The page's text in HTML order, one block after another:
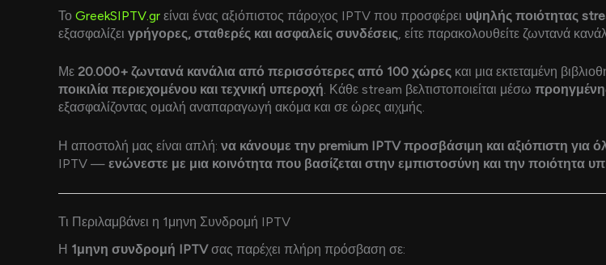
Το GreekSIPTV.gr είναι ένας αξιόπιστος πάροχος IPTV που προσφέρει υψηλής ποιότητας
εξασφαλίζει γρήγορες, σταθερές και ασφαλείς συνδέσεις , είτε παρακολουθείτε ζωντανά
Με 20.000+ ζωντανά κανάλια από περισσότερες από 100 χώρες και μια εκτεταμένη
ποικιλία περιεχομένου και τεχνική υπεροχή. Κάθε stream βελτιστοποιείται μέσω
εξασφαλίζοντας ομαλή αναπαραγωγή ακόμα και σε ώρες αιχμής.
Η αποστολή μας είναι απλή: να κάνουμε την premium IPTV προσβάσιμη και αξιόπιστη για
IPTV — ενώνεστε με μια κοινότητα που βασίζεται στην εμπιστοσύνη και την ποιότητα
Τι Περιλαμβάνει η 1μηνη Συνδρομή IPTV
Η 1μηνη συνδρομή IPTVσας παρέχει πλήρη πρόσβαση σε: